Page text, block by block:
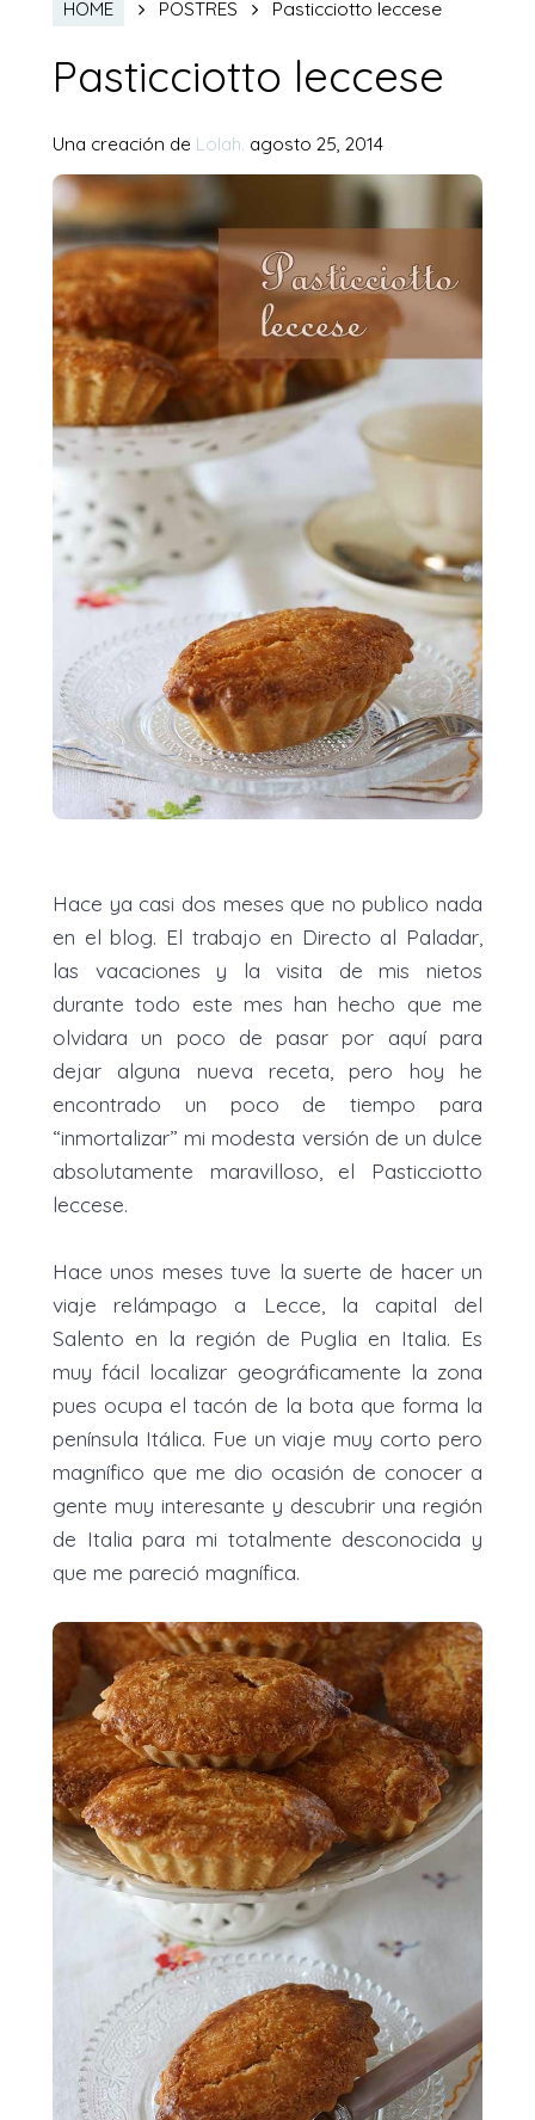
HOME POSTRES Pasticciotto leccese
Pasticciotto leccese
Una creación de Lolah. agosto 25, 2014
Hace ya casi dos meses que no publico nada
en el blog. El trabajo en Directo al Paladar,
las vacaciones y la visita de mis nietos
durante todo este mes han hecho que me
olvidara un poco de pasar por aquí para
dejar alguna nueva receta, pero hoy he
encontrado un poco de tiempo para
“inmortalizar” mi modesta versión de un dulce
absolutamente maravilloso, el Pasticciotto
leccese.
Hace unos meses tuve la suerte de hacer un
viaje relámpago a Lecce, la capital del
Salento en la región de Puglia en Italia. Es
muy fácil localizar geográficamente la zona
pues ocupa el tacón de la bota que forma la
península Itálica. Fue un viaje muy corto pero
magnífico que me dio ocasión de conocer a
gente muy interesante y descubrir una región
de Italia para mi totalmente desconocida y
que me pareció magnífica.